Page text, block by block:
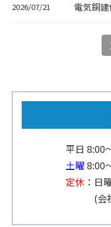
2026/07/21 電気銅
平日 8:00
土曜8:00
定休 ：日
(会社